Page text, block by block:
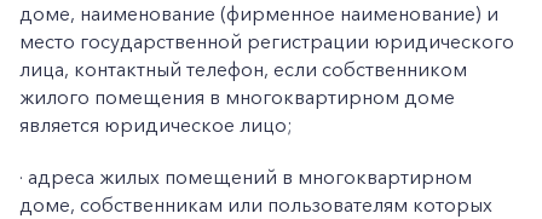
доме, наименование (фирменное наименование) и
место государственной регистрации юридического
лица, контактный телефон, если собственником
жилого помещения в многоквартирном доме
является юридическое лицо;
· адреса жилых помещений в многоквартирном
доме, собственникам или пользователям которых